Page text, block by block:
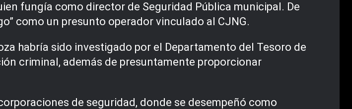
fungía como director de Seguridad Pública municipal. De
como un presunto operador vinculado al CJNG.
habría sido investigado por el Departamento del Tesoro de
criminal, además de presuntamente proporcionar
de seguridad, donde se desempeñó como